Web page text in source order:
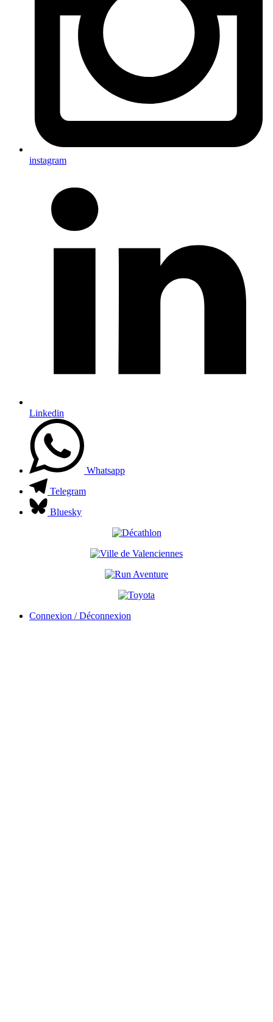
instagram
Linkedin
Whatsapp
Telegram
Bluesky
Connexion / Déconnexion